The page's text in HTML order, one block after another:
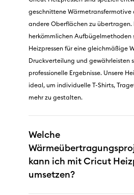
geschnittene Wärmetransfermotive
andere Oberflächen zu übertragen.
herkömmlichen Aufbügelmethoden
Heizpressen für eine gleichmäßige
Druckverteilung und gewährleisten
professionelle Ergebnisse. Unsere
ideal, um individuelle T-Shirts,
mehr zu gestalten.
Welche
kann ich mit Cricut
umsetzen?